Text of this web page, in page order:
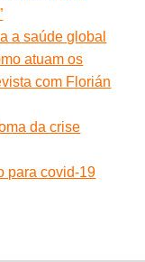
a saúde global
atuam os
com Florián
da crise
para covid-19